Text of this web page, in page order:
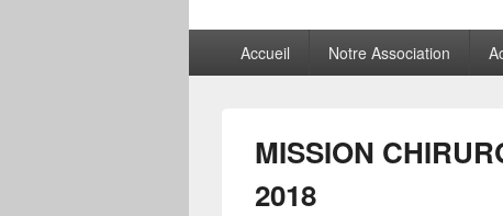
principalAccueil Notre Association
MISSION
2018